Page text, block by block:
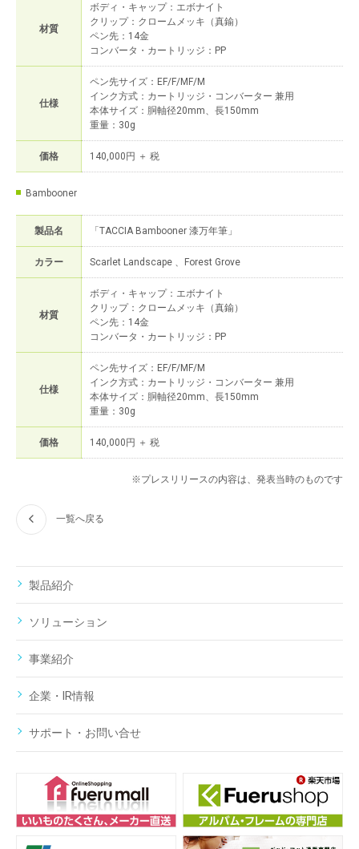
材質
ボディ・キャップ：エボナイト
クリップ：クロームメッキ（真鍮）
ペン先：14金
コンバータ・カートリッジ：PP
仕様
ペン先サイズ：EF/F/MF/M
インク方式：カートリッジ・コンバーター 兼用
本体サイズ：胴軸径20mm、長150mm
重量：30g
価格 140,000円 ＋ 税
Bambooner
製品名 「TACCIA Bambooner 漆万年筆」
カラー Scarlet Landscape 、Forest Grove
材質
ボディ・キャップ：エボナイト
クリップ：クロームメッキ（真鍮）
ペン先：14金
コンバータ・カートリッジ：PP
仕様
ペン先サイズ：EF/F/MF/M
インク方式：カートリッジ・コンバーター 兼用
本体サイズ：胴軸径20mm、長150mm
重量：30g
価格 140,000円 ＋ 税
※プレスリリースの内容は、発表当時のものです
一覧へ戻る
製品紹介
ソリューション
事業紹介
企業・IR情報
サポート・お問い合せ